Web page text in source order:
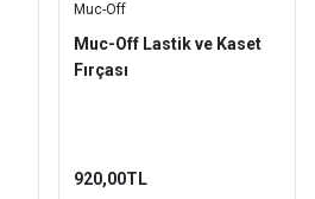
Muc-Off
Muc-Off Lastik ve Kaset
Fırçası
920,00TL